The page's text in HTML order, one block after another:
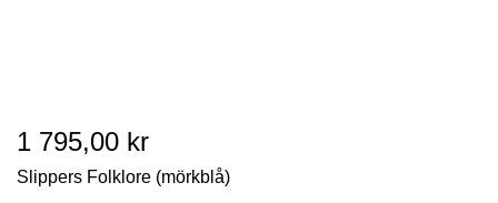
1 795,00 kr
Slippers Folklore (mörkblå)